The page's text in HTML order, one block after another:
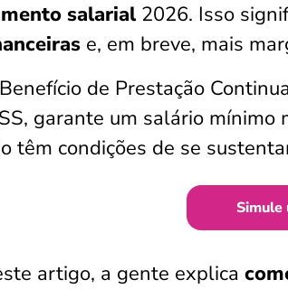
salarial 2026. Isso
e, em breve, mais
de Prestação
garante um salário mínimo
têm condições de se
Simule
artigo, a gente explica